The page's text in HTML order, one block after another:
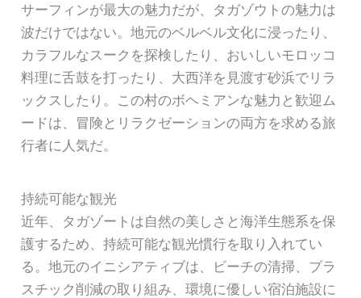
サーフィンが最大の魅力だが、タガゾウトの魅力は
波だけではない。地元のベルベル文化に浸ったり、
カラフルなスークを探検したり、おいしいモロッコ
料理に舌鼓を打ったり、大西洋を見渡す砂浜でリラ
ックスしたり。この村のボヘミアンな魅力と歓迎ム
ードは、冒険とリラクゼーションの両方を求める旅
行者に人気だ。
持続可能な観光
近年、タガゾートは自然の美しさと海洋生態系を保
護するため、持続可能な観光慣行を取り入れてい
る。地元のイニシアティブは、ビーチの清掃、プラ
スチック削減の取り組み、環境に優しい宿泊施設に